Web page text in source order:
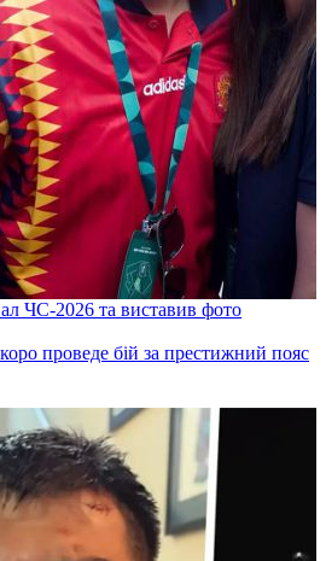
ЧС-2026 та виставив фото
проведе бій за престижний пояс